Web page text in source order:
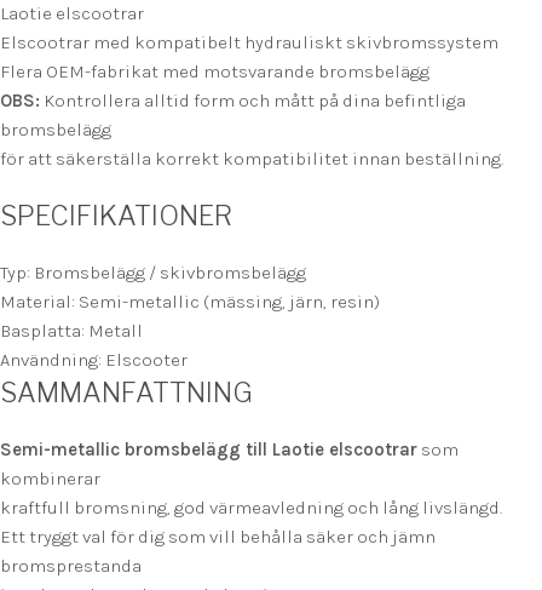
Laotie elscootrar
Elscootrar med kompatibelt hydrauliskt skivbromssystem
Flera OEM-fabrikat med motsvarande bromsbelägg
OBS: Kontrollera alltid form och mått på dina befintliga
bromsbelägg
för att säkerställa korrekt kompatibilitet innan beställning.
SPECIFIKATIONER
Typ: Bromsbelägg / skivbromsbelägg
Material: Semi-metallic (mässing, järn, resin)
Basplatta: Metall
Användning: Elscooter
SAMMANFATTNING
Semi-metallic bromsbelägg till Laotie elscootrar som
kombinerar
kraftfull bromsning, god värmeavledning och lång livslängd.
Ett tryggt val för dig som vill behålla säker och jämn
bromsprestanda